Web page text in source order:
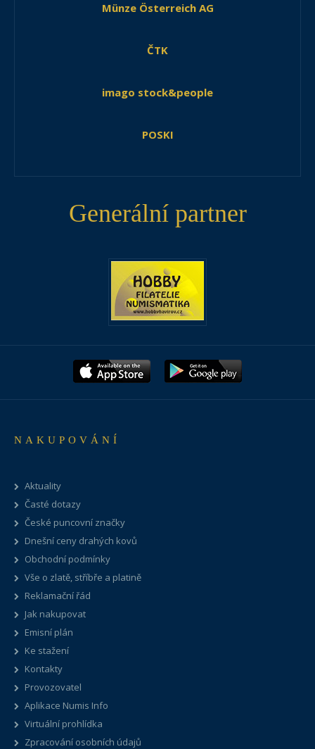
Münze Österreich AG
ČTK
imago stock&people
POSKI
Generální partner
NAKUPOVÁNÍ
Aktuality
Časté dotazy
České puncovní značky
Dnešní ceny drahých kovů
Obchodní podmínky
Vše o zlatě, stříbře a platině
Reklamační řád
Jak nakupovat
Emisní plán
Ke stažení
Kontakty
Provozovatel
Aplikace Numis Info
Virtuální prohlídka
Zpracování osobních údajů